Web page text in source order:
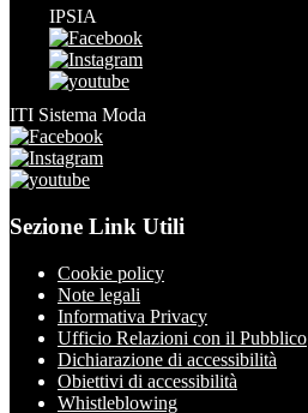
IPSIA
ITI Sistema Moda
Sezione Link Utili
Cookie policy
Note legali
Informativa Privacy
Ufficio Relazioni con il Pubblico
Dichiarazione di accessibilità
Obiettivi di accessibilità
Whistleblowing